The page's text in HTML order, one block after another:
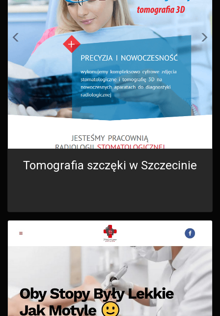
Tomografia szczęki w Szczecinie